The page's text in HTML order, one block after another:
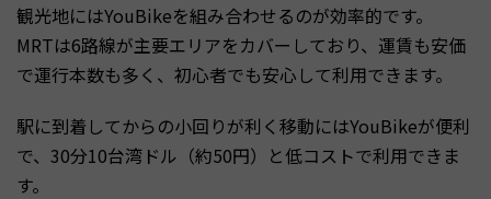
観光地にはYouBikeを組み合わせるのが効率的です。
MRTは6路線が主要エリアをカバーしており、運賃も安価
で運行本数も多く、初心者でも安心して利用できます。
駅に到着してからの小回りが利く移動にはYouBikeが便利
で、30分10台湾ドル（約50円）と低コストで利用できま
す。